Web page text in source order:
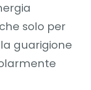
solo per
guarigione